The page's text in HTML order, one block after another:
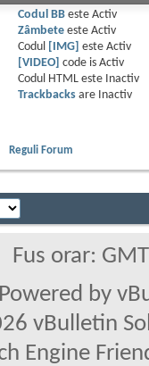
Codul BBeste Activ
Zâmbeteeste Activ
Codul
[IMG] este Activ
[VIDEO]
code is Activ
Codul HTML este
Inactiv
Trackbacksare
Inactiv
Reguli Forum
Fus orar:
Powered by
vBulletin
Engine